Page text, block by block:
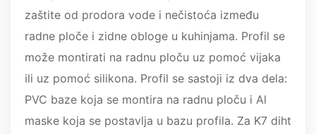
zaštite od prodora vode i nečistoća između
radne ploče i zidne obloge u kuhinjama. Profil se
može montirati na radnu ploču uz pomoć vijaka
ili uz pomoć silikona. Profil se sastoji iz dva dela:
PVC baze koja se montira na radnu ploču i Al
maske koja se postavlja u bazu profila. Za K7 diht